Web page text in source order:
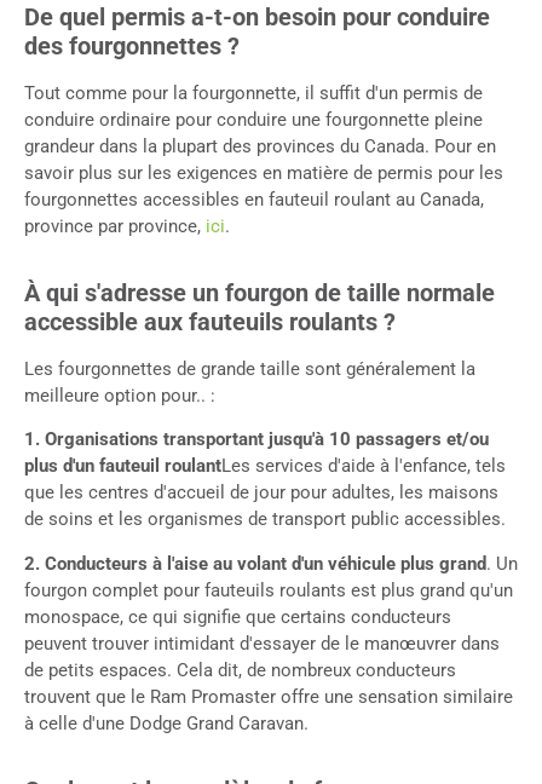
De quel permis a-t-on besoin pour conduire
des fourgonnettes ?
Tout comme pour la fourgonnette, il suffit d'un permis de
conduire ordinaire pour conduire une fourgonnette pleine
grandeur dans la plupart des provinces du Canada. Pour en
savoir plus sur les exigences en matière de permis pour les
fourgonnettes accessibles en fauteuil roulant au Canada,
province par province, ici.
À qui s'adresse un fourgon de taille normale
accessible aux fauteuils roulants ?
Les fourgonnettes de grande taille sont généralement la
meilleure option pour.. :
1. Organisations transportant jusqu'à 10 passagers et/ou
plus d'un fauteuil roulantLes services d'aide à l'enfance, tels
que les centres d'accueil de jour pour adultes, les maisons
de soins et les organismes de transport public accessibles.
2. Conducteurs à l'aise au volant d'un véhicule plus grand. Un
fourgon complet pour fauteuils roulants est plus grand qu'un
monospace, ce qui signifie que certains conducteurs
peuvent trouver intimidant d'essayer de le manœuvrer dans
de petits espaces. Cela dit, de nombreux conducteurs
trouvent que le Ram Promaster offre une sensation similaire
à celle d'une Dodge Grand Caravan.